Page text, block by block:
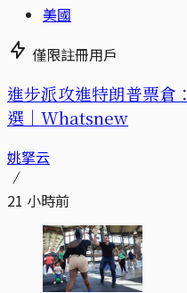
美國
僅限註冊用戶
進步派攻進特朗普票倉
選｜Whatsnew
姚拏云
21 小時前